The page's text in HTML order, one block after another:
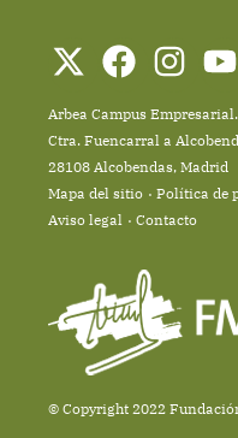
© Copyright 2022
Arbea Campus
Ctra. Fuencarral a
28108 Alcobendas, Madrid
Mapa del sitio
Política de
Aviso legal
Contacto